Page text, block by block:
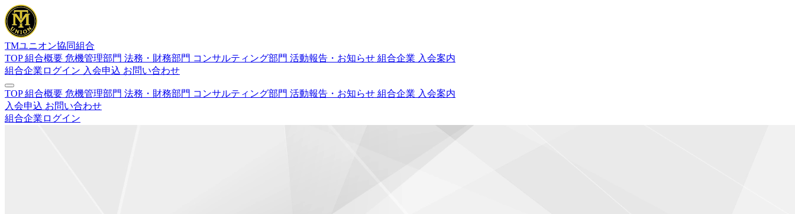
TMユニオン協同組合
TOP組合概要 危機管理部門 法務・財務部門 コンサルティング部門 活動報告・お知らせ 組合企業 入会案内
組合企業ログイン 入会申込 お問い合わせ
TOP組合概要 危機管理部門 法務・財務部門 コンサルティング部門 活動報告・お知らせ 組合企業 入会案内
入会申込 お問い合わせ
組合企業ログイン